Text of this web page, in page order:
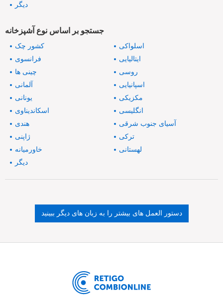
دیگر
جستجو بر اساس نوع آشپزخانه
کشور چک
اسلواکی
فرانسوی
ایتالیایی
چینی ها
روسی
آلمانی
اسپانیایی
یونانی
مکزیکی
اسکاندیناوی
انگلیسی
هندی
آسیای جنوب شرقی
ژاپنی
ترکی
خاورمیانه
لهستانی
دیگر
دستور العمل های بیشتر را به زبان های دیگر ببینید